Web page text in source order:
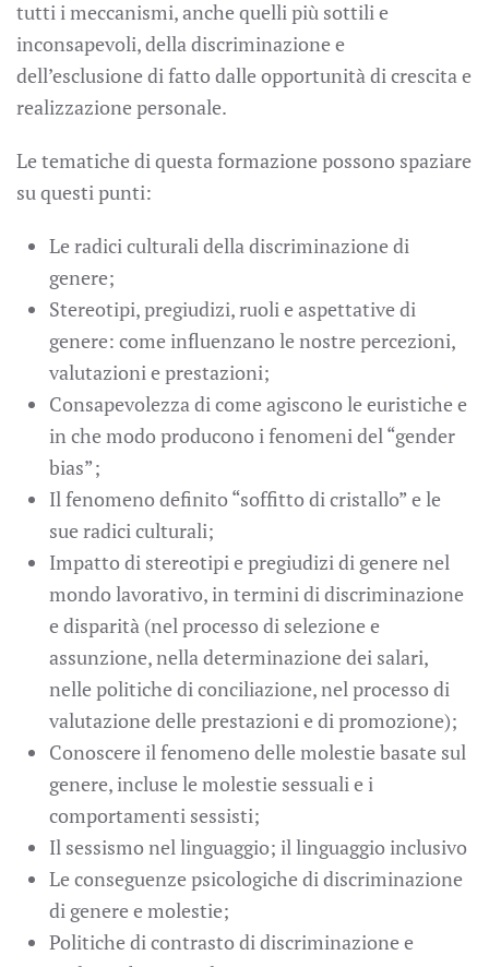
tutti i meccanismi, anche quelli più sottili e
inconsapevoli, della discriminazione e
dell’esclusione di fatto dalle opportunità di crescita e
realizzazione personale.
Le tematiche di questa formazione possono spaziare
su questi punti:
Le radici culturali della discriminazione di
genere;
Stereotipi, pregiudizi, ruoli e aspettative di
genere: come influenzano le nostre percezioni,
valutazioni e prestazioni;
Consapevolezza di come agiscono le euristiche e
in che modo producono i fenomeni del “gender
bias”;
Il fenomeno definito “soffitto di cristallo” e le
sue radici culturali;
Impatto di stereotipi e pregiudizi di genere nel
mondo lavorativo, in termini di discriminazione
e disparità (nel processo di selezione e
assunzione, nella determinazione dei salari,
nelle politiche di conciliazione, nel processo di
valutazione delle prestazioni e di promozione);
Conoscere il fenomeno delle molestie basate sul
genere, incluse le molestie sessuali e i
comportamenti sessisti;
Il sessismo nel linguaggio; il linguaggio inclusivo
Le conseguenze psicologiche di discriminazione
di genere e molestie;
Politiche di contrasto di discriminazione e